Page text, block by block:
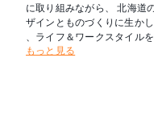
に取り組みながら、 北海道
ザインとものづくりに生か
、ライフ＆ワークスタイル
もっと見る